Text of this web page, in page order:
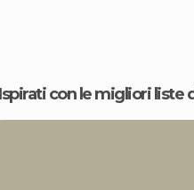
Ispirati con le migliori liste